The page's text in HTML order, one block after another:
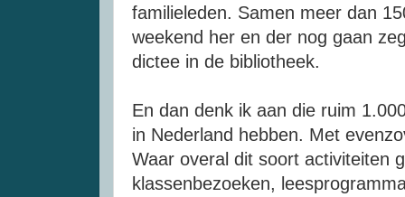
familieleden. Samen meer dan
weekend her en der nog gaan
dictee in de bibliotheek.
En dan denk ik aan die ruim
in Nederland hebben. Met
Waar overal dit soort activiteiten
klassenbezoeken,